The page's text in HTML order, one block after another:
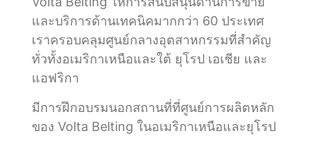
และบริการด้านเทคนิคมากกว่า 60 ประเทศ
เราครอบคลุมศูนย์กลางอุตสาหกรรมที่สำคัญ
ทั่วทั้งอเมริกาเหนือและใต้ ยุโรป เอเชีย และ
แอฟริกา
มีการฝึกอบรมนอกสถานที่ที่ศูนย์การผลิตหลัก
ของ Volta Belting ในอเมริกาเหนือและยุโรป